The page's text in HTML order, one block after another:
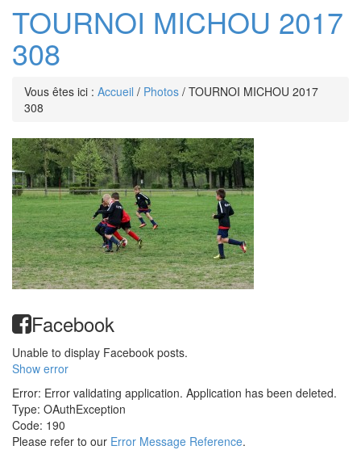
TOURNOI MICHOU 2017
308
Vous êtes ici : Accueil / Photos / TOURNOI MICHOU 2017
308
Facebook
Unable to display Facebook posts.
Show error
Error: Error validating application. Application has been deleted.
Type: OAuthException
Code: 190
Please refer to our Error Message Reference.